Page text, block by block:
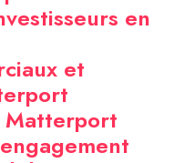
en
et
Matterport